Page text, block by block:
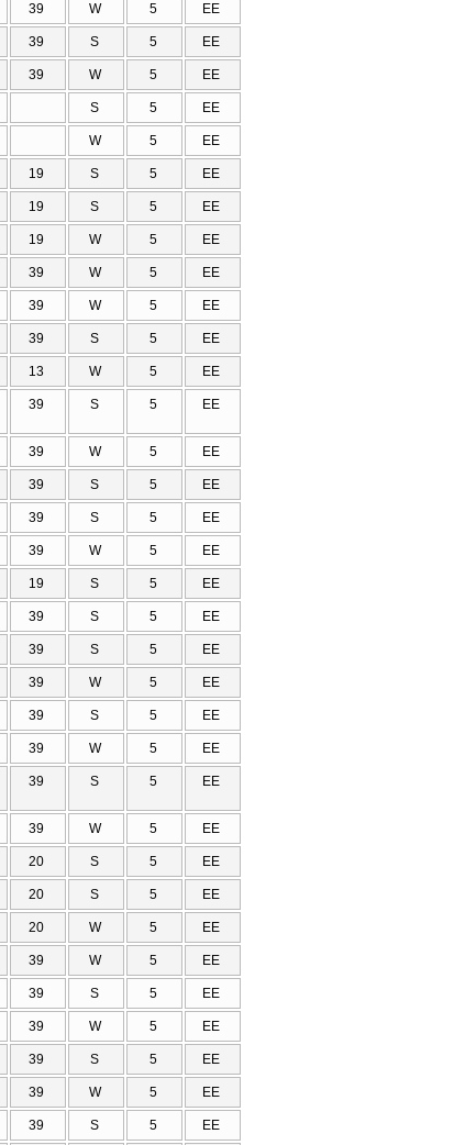
39 W 5 ΕΕ
39 S 5 ΕΕ
39 W 5 ΕΕ
S 5 ΕΕ
W 5 ΕΕ
19 S 5 ΕΕ
19 S 5 ΕΕ
19 W 5 ΕΕ
39 W 5 ΕΕ
39 W 5 ΕΕ
39 S 5 ΕΕ
13 W 5 ΕΕ
39 S 5 ΕΕ
39 W 5 ΕΕ
39 S 5 ΕΕ
39 S 5 ΕΕ
39 W 5 ΕΕ
19 S 5 ΕΕ
39 S 5 ΕΕ
39 S 5 ΕΕ
39 W 5 ΕΕ
39 S 5 ΕΕ
39 W 5 ΕΕ
39 S 5 ΕΕ
39 W 5 ΕΕ
20 S 5 ΕΕ
20 S 5 ΕΕ
20 W 5 ΕΕ
39 W 5 ΕΕ
39 S 5 ΕΕ
39 W 5 ΕΕ
39 S 5 ΕΕ
39 W 5 ΕΕ
39 S 5 ΕΕ